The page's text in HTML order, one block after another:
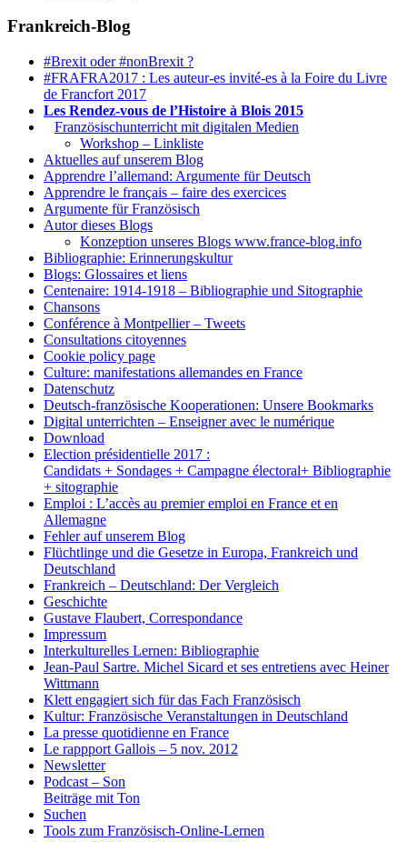
Frankreich-Blog
#Brexit oder #nonBrexit ?
#FRAFRA2017 : Les auteur-es invité-es à la Foire du Livre
de Francfort 2017
Les Rendez-vous de l’Histoire à Blois 2015
Französischunterricht mit digitalen Medien
Workshop – Linkliste
Aktuelles auf unserem Blog
Apprendre l’allemand: Argumente für Deutsch
Apprendre le français – faire des exercices
Argumente für Französisch
Autor dieses Blogs
Konzeption unseres Blogs www.france-blog.info
Bibliographie: Erinnerungskultur
Blogs: Glossaires et liens
Centenaire: 1914-1918 – Bibliographie und Sitographie
Chansons
Conférence à Montpellier – Tweets
Consultations citoyennes
Cookie policy page
Culture: manifestations allemandes en France
Datenschutz
Deutsch-französische Kooperationen: Unsere Bookmarks
Digital unterrichten – Enseigner avec le numérique
Download
Election présidentielle 2017 :
Candidats + Sondages + Campagne électoral+ Bibliographie
+ sitographie
Emploi : L’accès au premier emploi en France et en
Allemagne
Fehler auf unserem Blog
Flüchtlinge und die Gesetze in Europa, Frankreich und
Deutschland
Frankreich – Deutschland: Der Vergleich
Geschichte
Gustave Flaubert, Correspondance
Impressum
Interkulturelles Lernen: Bibliographie
Jean-Paul Sartre. Michel Sicard et ses entretiens avec Heiner
Wittmann
Klett engagiert sich für das Fach Französisch
Kultur: Französische Veranstaltungen in Deutschland
La presse quotidienne en France
Le rappport Gallois – 5 nov. 2012
Newsletter
Podcast – Son
Beiträge mit Ton
Suchen
Tools zum Französisch-Online-Lernen